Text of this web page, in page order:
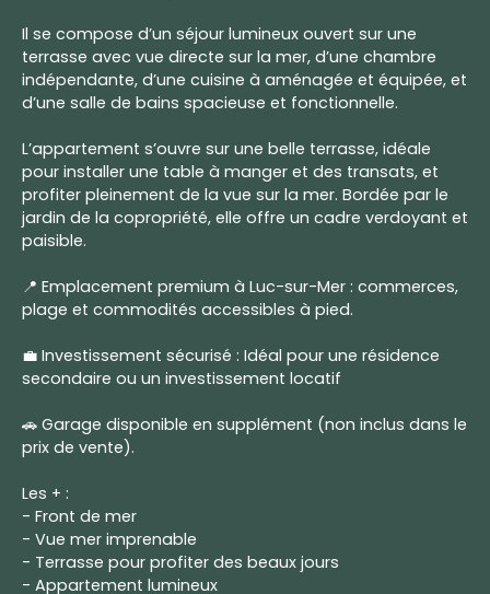
Il se compose d’un séjour lumineux ouvert sur une
terrasse avec vue directe sur la mer, d’une chambre
indépendante, d’une cuisine à aménagée et équipée, et
d’une salle de bains spacieuse et fonctionnelle.
L’appartement s’ouvre sur une belle terrasse, idéale
pour installer une table à manger et des transats, et
profiter pleinement de la vue sur la mer. Bordée par le
jardin de la copropriété, elle offre un cadre verdoyant et
paisible.
📍 Emplacement premium à Luc-sur-Mer : commerces,
plage et commodités accessibles à pied.
💼 Investissement sécurisé : Idéal pour une résidence
secondaire ou un investissement locatif
🚗 Garage disponible en supplément (non inclus dans le
prix de vente).
Les + :
- Front de mer
- Vue mer imprenable
- Terrasse pour profiter des beaux jours
- Appartement lumineux